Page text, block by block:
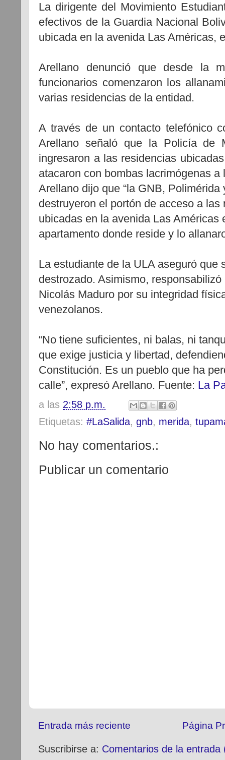
La dirigente del Movimiento
efectivos de la Guardia Nacional
ubicada en la avenida Las Américas,
Arellano denunció que desde la
funcionarios comenzaron los
varias residencias de la entidad.
A través de un contacto telefónico
Arellano señaló que la Policía de
ingresaron a las residencias
atacaron con bombas lacrimógenas
Arellano dijo que “la GNB, Polimérida
destruyeron el portón de acceso a
ubicadas en la avenida Las Américas
apartamento donde reside y lo
La estudiante de la ULA aseguró que
destrozado. Asimismo,
Nicolás Maduro por su integridad
venezolanos.
“No tiene suficientes, ni balas, ni
que exige justicia y libertad,
Constitución. Es un pueblo que ha
calle”, expresó Arellano. Fuente: La
a las 2:58 p.m.
Etiquetas:#LaSalida,gnb, merida,
No hay comentarios.:
Publicar un comentario
Entrada más reciente Página
Suscribirse a: Comentarios de la entrada